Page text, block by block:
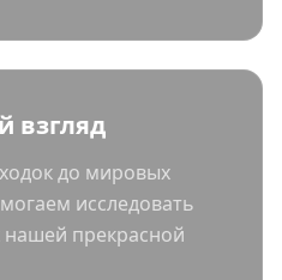
взгляд
до мировых
исследовать
нашей прекрасной